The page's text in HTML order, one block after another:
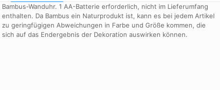
Bambus-Wanduhr. 1 AA-Batterie erforderlich, nicht im Lieferumfang
enthalten. Da Bambus ein Naturprodukt ist, kann es bei jedem Artikel
zu geringfügigen Abweichungen in Farbe und Größe kommen, die
sich auf das Endergebnis der Dekoration auswirken können.